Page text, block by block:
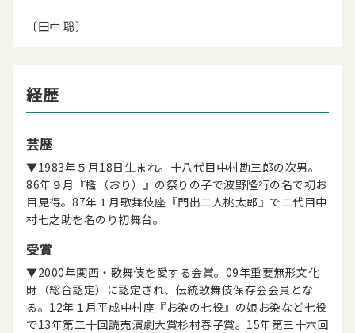
〔田中 聡〕
経歴
芸歴
▼1983年５月18日生まれ。十八代目中村勘三郎の次男。
86年９月『檻（おり）』の祭りの子で波野隆行の名で初お
目見得。87年１月歌舞伎座『門出二人桃太郎』で二代目中
村七之助を名のり初舞台。
受賞
▼2000年関西・歌舞伎を愛する会賞。09年重要無形文化
財（総合認定）に認定され、伝統歌舞伎保存会会員とな
る。12年１月平成中村座『お染の七役』の娘お染など七役
で13年第二十回読売演劇大賞杉村春子賞。15年第三十六回